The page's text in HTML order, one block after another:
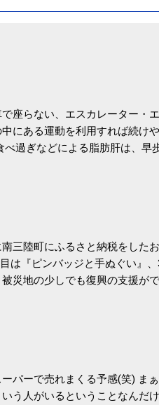
座らない、エスカレーター・
中にある運動を利用すれば続け
過ぎなどによる脂肪肝は、早
性肝疾患。体重は減らなくて
が有用」としている。 脂肪
三陸町にふるさと納税をした
は『ピンバッジと手ぬぐい』
災地の少しでも復興の支援が
ということもあって始めたので
パーで売れまくる予感(笑) ま
う人がいるということなんだ